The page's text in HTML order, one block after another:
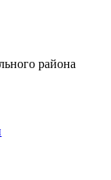
района